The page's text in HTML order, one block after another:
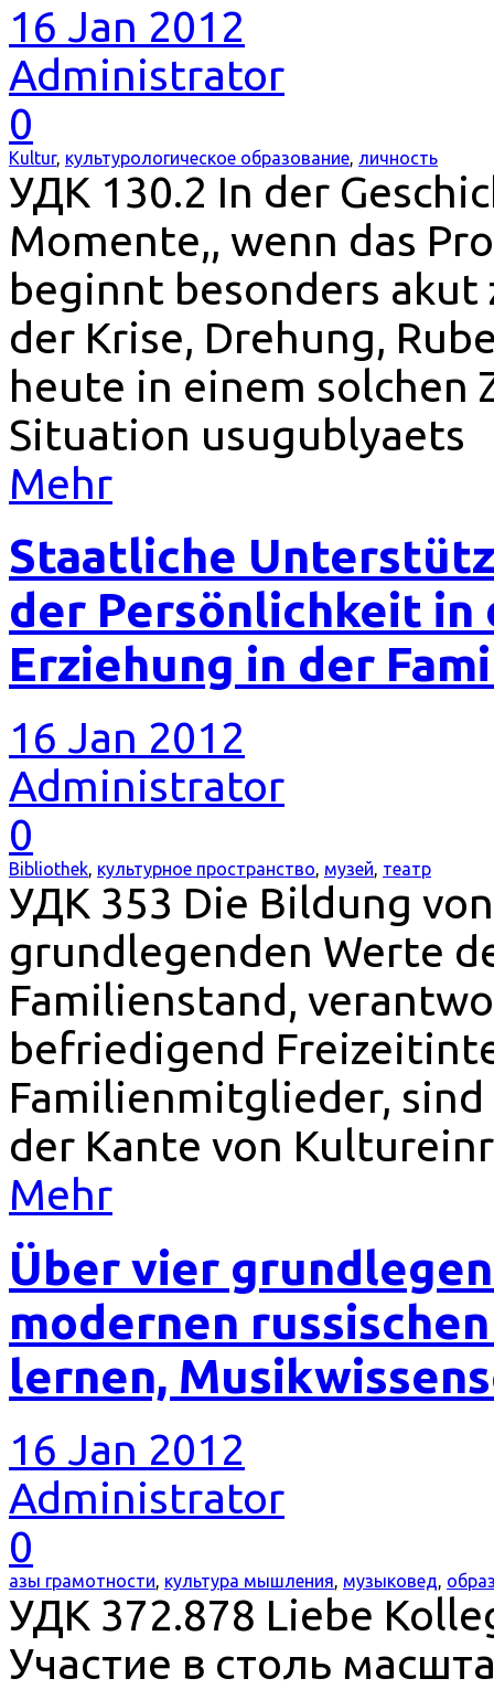
16 Jan 2012
Administrator
0
Kultur, культурологическое образование личность
УДК 130.2 In der
Momente,, wenn das
beginnt besonders akut
der Krise, Drehung,
heute in einem solchen
Situation usugublyaets
Mehr
Staatliche
der Persönlichkeit in
Erziehung in der
16 Jan 2012
Administrator
0
Bibliothek, культурное пространство, музей, театр
УДК 353 Die Bildung
grundlegenden Werte
Familienstand,
befriedigend
Familienmitglieder,
der Kante von
Mehr
Über vier
modernen
lernen,
16 Jan 2012
Administrator
0
азы грамотности, культура мышления, музыковед,
УДК 372.878 Liebe
Участие в столь